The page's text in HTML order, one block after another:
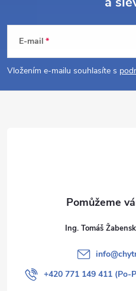
p
a
E-mail
Vložením e-mailu souhlasíte s
Ing. Tomáš
info@
+420 771 149 411 (Po-